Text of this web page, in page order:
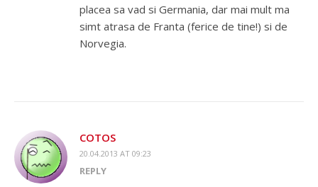
placea sa vad si Germania, dar mai mult ma
simt atrasa de Franta (ferice de tine!) si de
Norvegia.
COTOS
20.04.2013 AT 09:23
REPLY